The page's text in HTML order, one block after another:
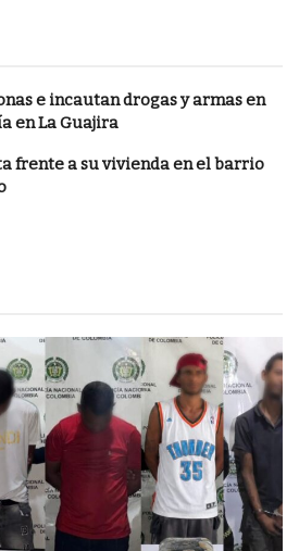
e incautan drogas y armas en
en La Guajira
frente a su vivienda en el barrio